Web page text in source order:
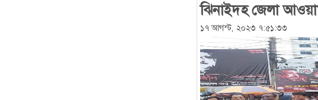
ঝিনাইদহ জেলা
১৭ আগস্ট, ২০২৩ ৭:৫১:৩৩